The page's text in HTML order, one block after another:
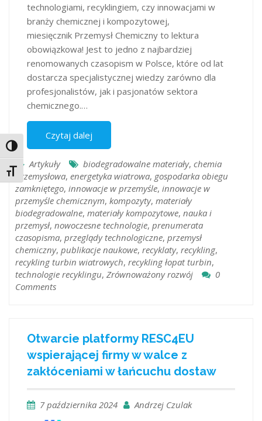
Toggle High Contrast
Toggle Font size
technologiami, recyklingiem, czy innowacjami w
branży chemicznej i kompozytowej,
miesięcznik Przemysł Chemiczny to lektura
obowiązkowa! Jest to jedno z najbardziej
renomowanych czasopism w Polsce, które od lat
dostarcza specjalistycznej wiedzy zarówno dla
profesjonalistów, jak i pasjonatów sektora
chemicznego.…
Czytaj dalej
Artykuły biodegradowalne materiały, chemia
przemysłowa, energetyka wiatrowa, gospodarka obiegu
zamkniętego, innowacje w przemyśle, innowacje w
przemyśle chemicznym, kompozyty, materiały
biodegradowalne, materiały kompozytowe, nauka i
przemysł, nowoczesne technologie, prenumerata
czasopisma, przeglądy technologiczne, przemysł
chemiczny, publikacje naukowe, recyklaty, recykling,
recykling turbin wiatrowych, recykling łopat turbin,
technologie recyklingu, Zrównoważony rozwój
0
Comments
Otwarcie platformy RESC4EU
wspierającej firmy w walce z
zakłóceniami w łańcuchu dostaw
7 października 2024 Andrzej Czulak